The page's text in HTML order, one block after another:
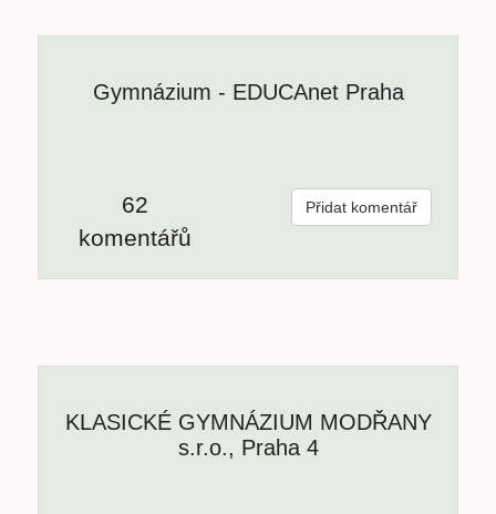
Gymnázium - EDUCAnet Praha
62
komentářů
Přidat komentář
KLASICKÉ GYMNÁZIUM MODŘANY
s.r.o., Praha 4